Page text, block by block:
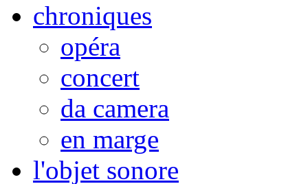
chroniques
opéra
concert
da camera
en marge
l'objet sonore